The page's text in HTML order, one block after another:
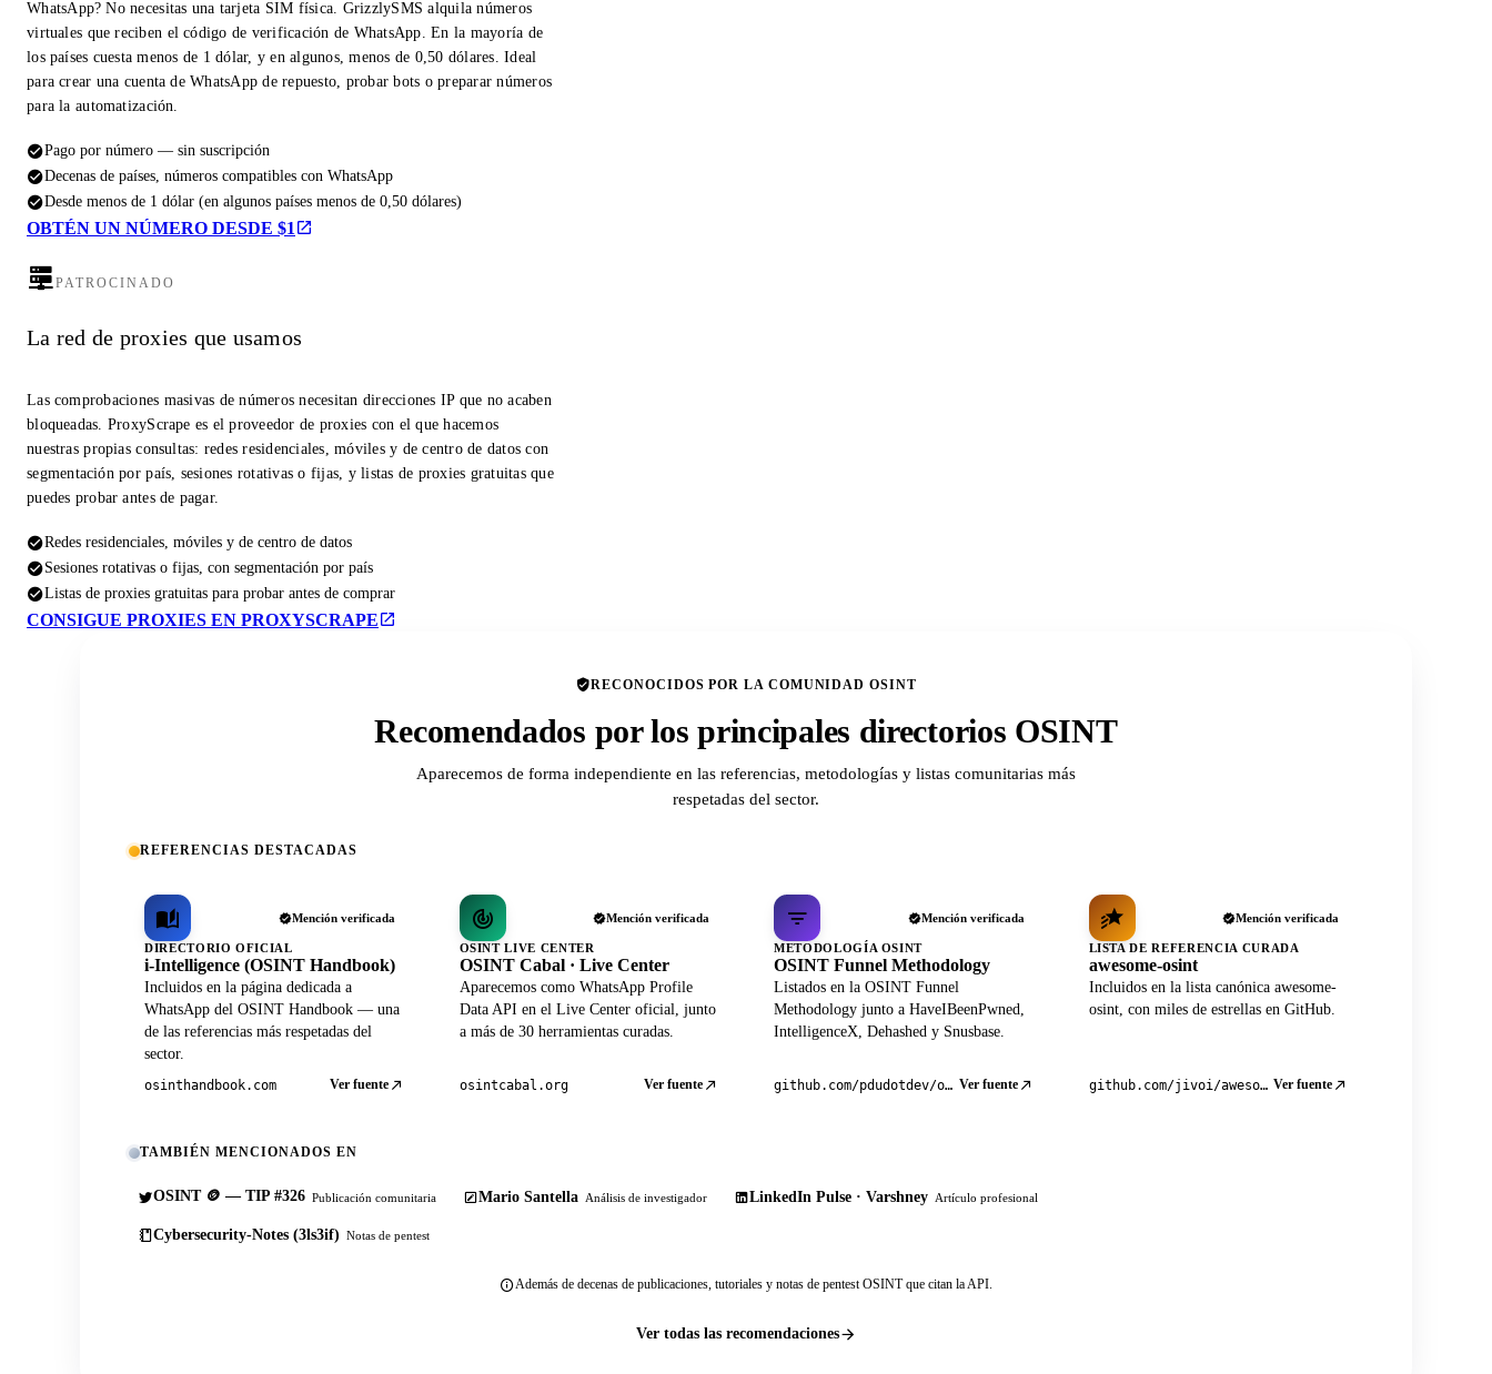
WhatsApp? No necesitas una tarjeta SIM física. GrizzlySMS alquila números
virtuales que reciben el código de verificación de WhatsApp. En la mayoría de
los países cuesta menos de 1 dólar, y en algunos, menos de 0,50 dólares. Ideal
para crear una cuenta de WhatsApp de repuesto, probar bots o preparar números
para la automatización.
Pago por número — sin suscripción
Decenas de países, números compatibles con WhatsApp
Desde menos de 1 dólar (en algunos países menos de 0,50 dólares)
OBTÉN UN NÚMERO DESDE $1
PATROCINADO
La red de proxies que usamos
Las comprobaciones masivas de números necesitan direcciones IP que no acaben
bloqueadas. ProxyScrape es el proveedor de proxies con el que hacemos
nuestras propias consultas: redes residenciales, móviles y de centro de datos con
segmentación por país, sesiones rotativas o fijas, y listas de proxies gratuitas que
puedes probar antes de pagar.
Redes residenciales, móviles y de centro de datos
Sesiones rotativas o fijas, con segmentación por país
Listas de proxies gratuitas para probar antes de comprar
CONSIGUE PROXIES EN PROXYSCRAPE
RECONOCIDOS POR LA COMUNIDAD OSINT
Recomendados por los principales directorios OSINT
Aparecemos de forma independiente en las referencias, metodologías y listas comunitarias más
respetadas del sector.
REFERENCIAS DESTACADAS
Mención verificada
DIRECTORIO OFICIAL
i-Intelligence (OSINT Handbook)
Incluidos en la página dedicada a
WhatsApp del OSINT Handbook — una
de las referencias más respetadas del
sector.
osinthandbook.com Ver fuente
Mención verificada
OSINT LIVE CENTER
OSINT Cabal · Live Center
Aparecemos como WhatsApp Profile
Data API en el Live Center oficial, junto
a más de 30 herramientas curadas.
osintcabal.org Ver fuente
Mención verificada
METODOLOGÍA OSINT
OSINT Funnel Methodology
Listados en la OSINT Funnel
Methodology junto a HaveIBeenPwned,
IntelligenceX, Dehashed y Snusbase.
github.com/pdudotdev/ofm Ver fuente
Mención verificada
LISTA DE REFERENCIA CURADA
awesome-osint
Incluidos en la lista canónica awesome-
osint, con miles de estrellas en GitHub.
github.com/jivoi/awesome-osint Ver fuente
TAMBIÉN MENCIONADOS EN
OSINT 🪙 — TIP #326 Publicación comunitaria Mario Santella Análisis de investigador LinkedIn Pulse · Varshney Artículo profesional
Cybersecurity-Notes (3ls3if) Notas de pentest
Además de decenas de publicaciones, tutoriales y notas de pentest OSINT que citan la API.
Ver todas las recomendaciones